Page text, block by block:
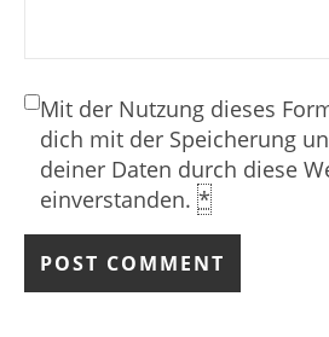
Mit der Nutzung dieses
dich mit der Speicherung
deiner Daten durch diese
einverstanden. *